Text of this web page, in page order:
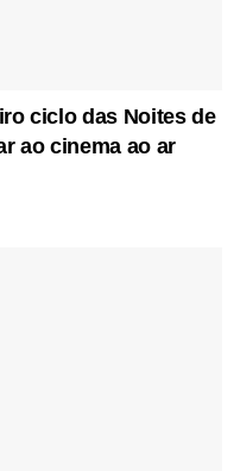
ciclo das Noites de
ao cinema ao ar